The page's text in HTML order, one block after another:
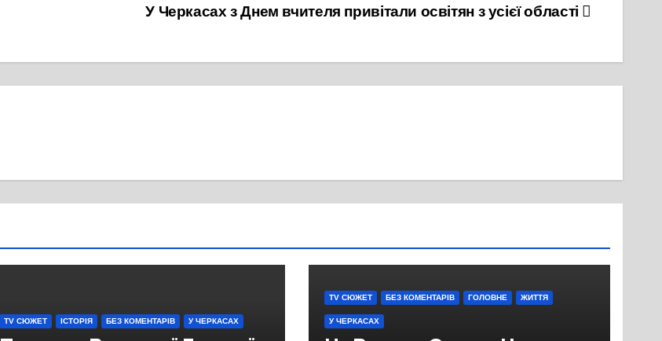
У Черкасах з Днем вчителя привітали освітян з усієї області
TV СЮЖЕТ ІСТОРІЯ БЕЗ КОМЕНТАРІВ У ЧЕРКАСАХ
TV СЮЖЕТ БЕЗ КОМЕНТАРІВ ГОЛОВНЕ ЖИТТЯ
У ЧЕРКАСАХ